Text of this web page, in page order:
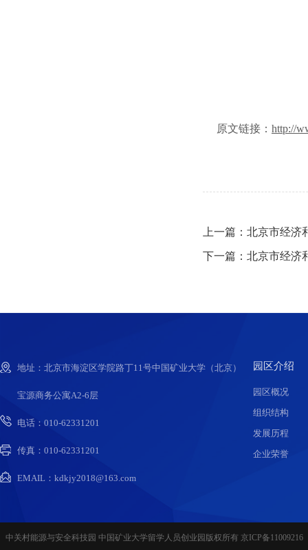
原文链接： http://
上一篇：北京市经
下一篇：北京市经济
地址：北京市海淀区学院路丁11号中国矿业大学（北京）
宝源商务公寓A2-6层
电话：010-62331201
传真：010-62331201
EMAIL：kdkjy2018@163.com
园区介绍
园区概况
组织结构
发展历程
企业荣誉
中关村能源与安全科技园 中国矿业大学留学人员创业园版权所有 京ICP备11009216